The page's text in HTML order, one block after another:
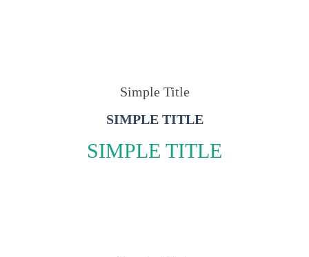
Simple Title
SIMPLE TITLE
SIMPLE TITLE